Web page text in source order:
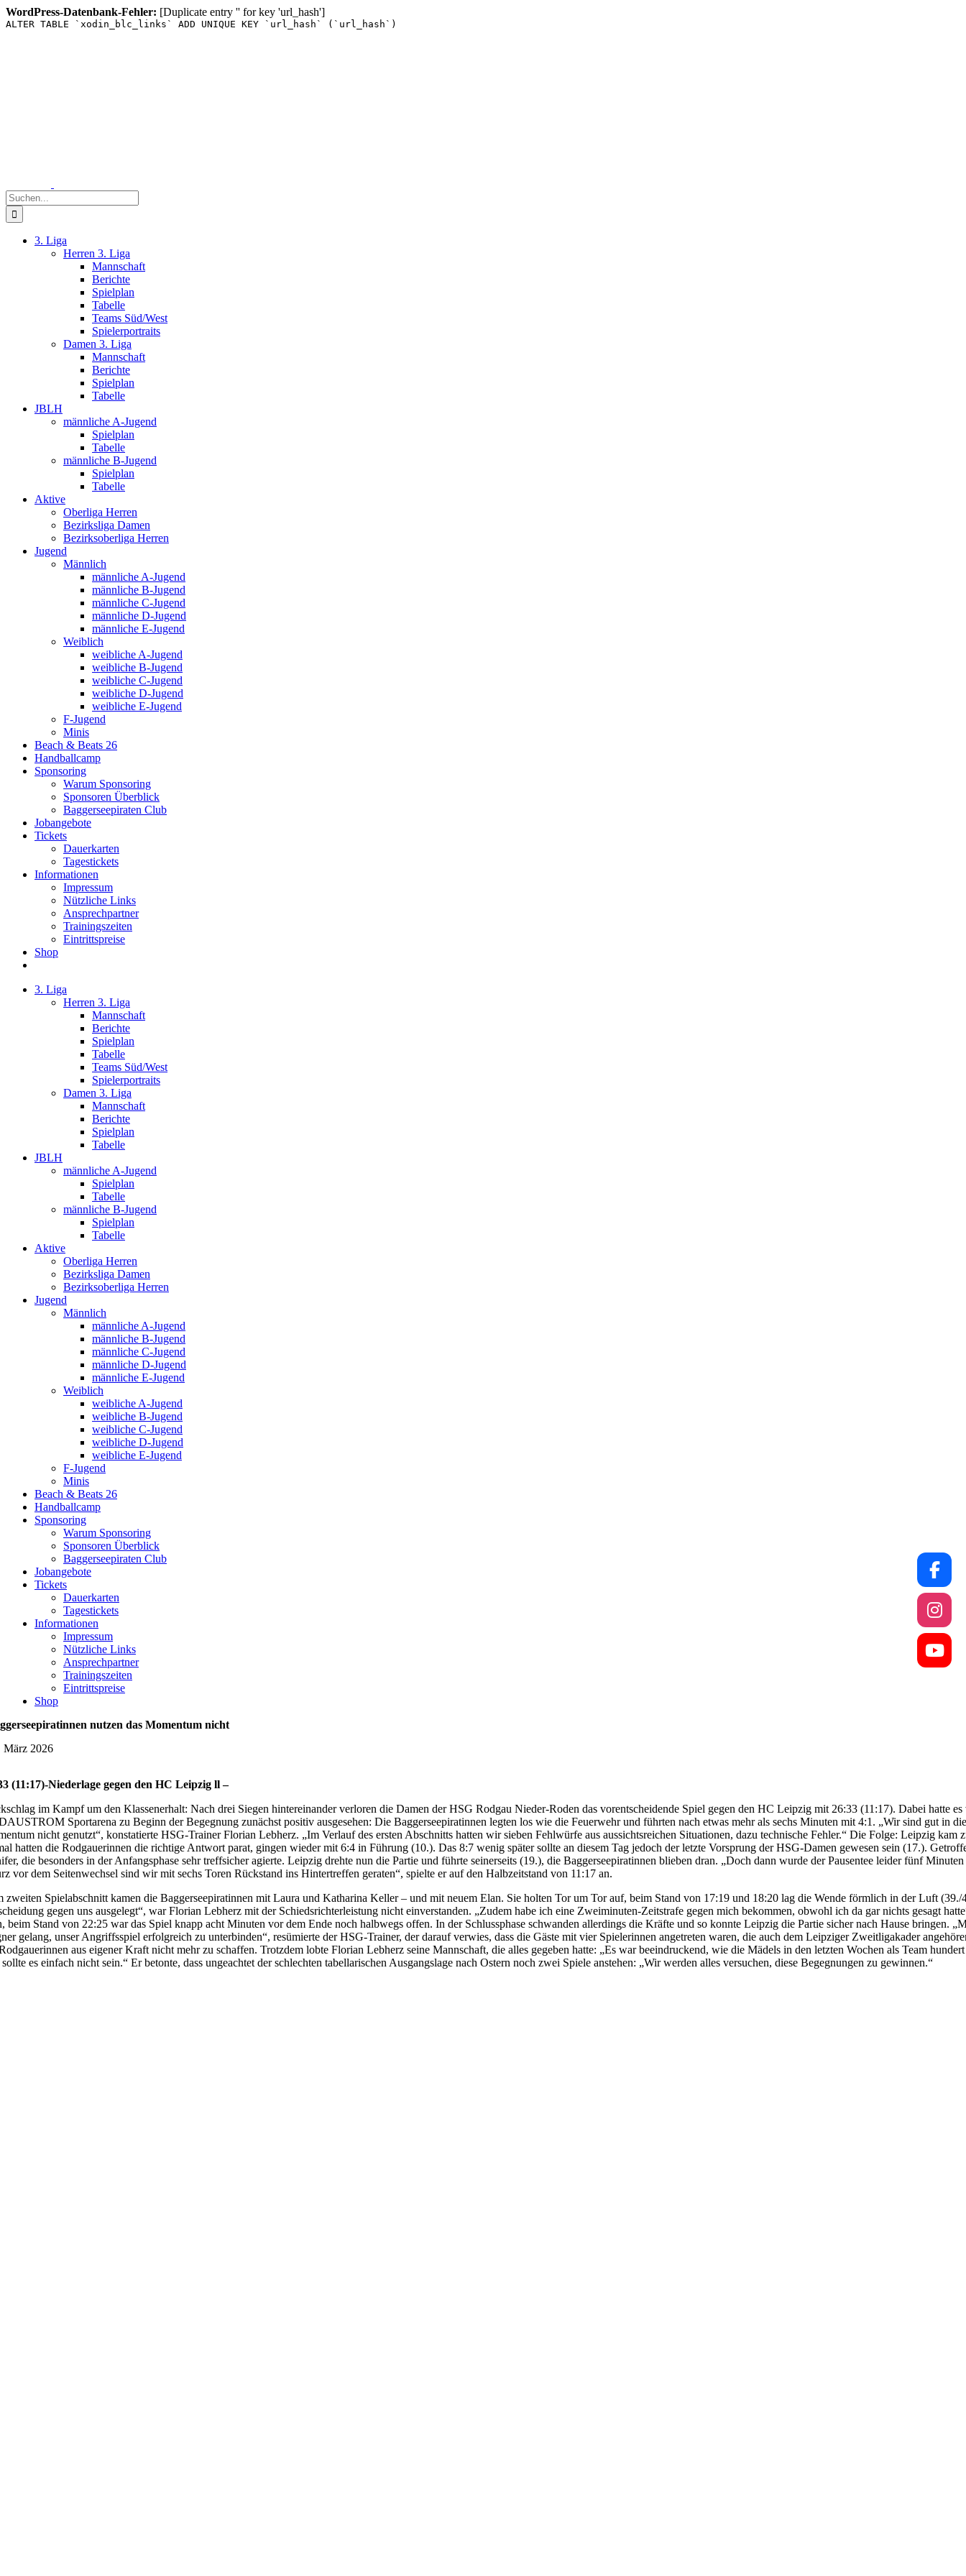
WordPress-Datenbank-Fehler: [Duplicate entry '' for key 'url_hash']
ALTER TABLE `xodin_blc_links` ADD UNIQUE KEY `url_hash` (`url_hash`)
Suche
nach:
3. Liga
Herren 3. Liga
Mannschaft
Berichte
Spielplan
Tabelle
Teams Süd/West
Spielerportraits
Damen 3. Liga
Mannschaft
Berichte
Spielplan
Tabelle
JBLH
männliche A-Jugend
Spielplan
Tabelle
männliche B-Jugend
Spielplan
Tabelle
Aktive
Oberliga Herren
Bezirksliga Damen
Bezirksoberliga Herren
Jugend
Männlich
männliche A-Jugend
männliche B-Jugend
männliche C-Jugend
männliche D-Jugend
männliche E-Jugend
Weiblich
weibliche A-Jugend
weibliche B-Jugend
weibliche C-Jugend
weibliche D-Jugend
weibliche E-Jugend
F-Jugend
Minis
Beach & Beats 26
Handballcamp
Sponsoring
Warum Sponsoring
Sponsoren Überblick
Baggerseepiraten Club
Jobangebote
Tickets
Dauerkarten
Tagestickets
Informationen
Impressum
Nützliche Links
Ansprechpartner
Trainingszeiten
Eintrittspreise
Shop
3. Liga
Herren 3. Liga
Mannschaft
Berichte
Spielplan
Tabelle
Teams Süd/West
Spielerportraits
Damen 3. Liga
Mannschaft
Berichte
Spielplan
Tabelle
JBLH
männliche A-Jugend
Spielplan
Tabelle
männliche B-Jugend
Spielplan
Tabelle
Aktive
Oberliga Herren
Bezirksliga Damen
Bezirksoberliga Herren
Jugend
Männlich
männliche A-Jugend
männliche B-Jugend
männliche C-Jugend
männliche D-Jugend
männliche E-Jugend
Weiblich
weibliche A-Jugend
weibliche B-Jugend
weibliche C-Jugend
weibliche D-Jugend
weibliche E-Jugend
F-Jugend
Minis
Beach & Beats 26
Handballcamp
Sponsoring
Warum Sponsoring
Sponsoren Überblick
Baggerseepiraten Club
Jobangebote
Tickets
Dauerkarten
Tagestickets
Informationen
Impressum
Nützliche Links
Ansprechpartner
Trainingszeiten
Eintrittspreise
Shop
nutzen das Momentum nicht
März 2026
(11:17)-Niederlage gegen den HC Leipzig ll –
im Kampf um den Klassenerhalt: Nach drei Siegen hintereinander verloren die Damen der HSG Rodgau Nieder-Roden das vorentscheidende Spiel gegen den HC Leipzig mit 26:33 (11:17). Dabei hatte
Sportarena zu Beginn der Begegnung zunächst positiv ausgesehen: Die Baggerseepiratinnen legten los wie die Feuerwehr und führten nach etwas mehr als sechs Minuten mit 4:1. „Wir sind gut in
nicht genutzt“, konstatierte HSG-Trainer Florian Lebherz. „Im Verlauf des ersten Abschnitts hatten wir sieben Fehlwürfe aus aussichtsreichen Situationen, dazu technische Fehler.“ Die Folge: Leipzig
hatten die Rodgauerinnen die richtige Antwort parat, gingen wieder mit 6:4 in Führung (10.). Das 8:7 wenig später sollte an diesem Tag jedoch der letzte Vorsprung der HSG-Damen gewesen sein (17.).
die besonders in der Anfangsphase sehr treffsicher agierte. Leipzig drehte nun die Partie und führte seinerseits (19.), die Baggerseepiratinnen blieben dran. „Doch dann wurde der Pausentee leider fünf
vor dem Seitenwechsel sind wir mit sechs Toren Rückstand ins Hintertreffen geraten“, spielte er auf den Halbzeitstand von 11:17 an.
zweiten Spielabschnitt kamen die Baggerseepiratinnen mit Laura und Katharina Keller – und mit neuem Elan. Sie holten Tor um Tor auf, beim Stand von 17:19 und 18:20 lag die Wende förmlich in der Luft (39./
gegen uns ausgelegt“, war Florian Lebherz mit der Schiedsrichterleistung nicht einverstanden. „Zudem habe ich eine Zweiminuten-Zeitstrafe gegen mich bekommen, obwohl ich da gar nichts gesagt
beim Stand von 22:25 war das Spiel knapp acht Minuten vor dem Ende noch halbwegs offen. In der Schlussphase schwanden allerdings die Kräfte und so konnte Leipzig die Partie sicher nach Hause bringen.
gelang, unser Angriffsspiel erfolgreich zu unterbinden“, resümierte der HSG-Trainer, der darauf verwies, dass die Gäste mit vier Spielerinnen angetreten waren, die auch dem Leipziger Zweitligakader
aus eigener Kraft nicht mehr zu schaffen. Trotzdem lobte Florian Lebherz seine Mannschaft, die alles gegeben hatte: „Es war beeindruckend, wie die Mädels in den letzten Wochen als Team
es einfach nicht sein.“ Er betonte, dass ungeachtet der schlechten tabellarischen Ausgangslage nach Ostern noch zwei Spiele anstehen: „Wir werden alles versuchen, diese Begegnungen zu gewinnen.“